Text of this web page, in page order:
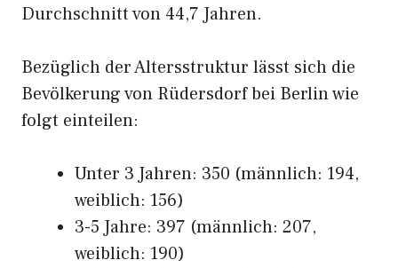
Durchschnitt von 44,7 Jahren.
Bezüglich der Altersstruktur lässt sich die
Bevölkerung von Rüdersdorf bei Berlin wie
folgt einteilen:
Unter 3 Jahren: 350 (männlich: 194,
weiblich: 156)
3-5 Jahre: 397 (männlich: 207,
weiblich: 190)